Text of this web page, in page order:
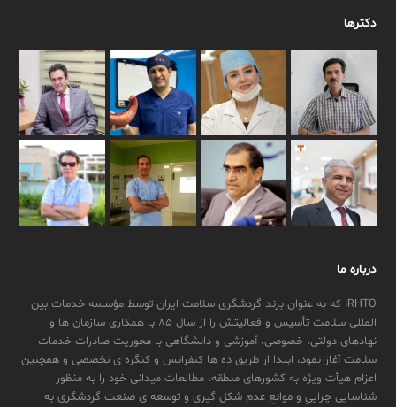
دکترها
درباره ما
IRHTO که به عنوان برند گردشگری سلامت ایران توسط مؤسسه خدمات بین
المللی سلامت تأسیس و فعالیتش را از سال ۸۵ با همکاری سازمان ها و
نهادهای دولتی، خصوصی، آموزشی و دانشگاهی با محوریت صادرات خدمات
سلامت آغاز نمود، ابتدا از طریق ده ها کنفرانس و کنگره ی تخصصی و همچنین
اعزام هیأت ویژه به کشورهای منطقه، مطالعات میدانی خود را به منظور
شناسایی چراییِ و موانع عدم شکل گیری و توسعه ی صنعت گردشگری به